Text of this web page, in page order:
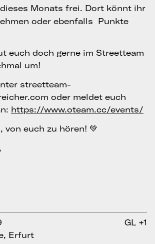
Monats frei. Dort könnt ihr
oder ebenfalls Punkte
euch doch gerne im Streetteam
um!
streetteam-
oder meldet euch
https://www.oteam.cc/events/
von euch zu hören! 💚
Erfurt
GL +1